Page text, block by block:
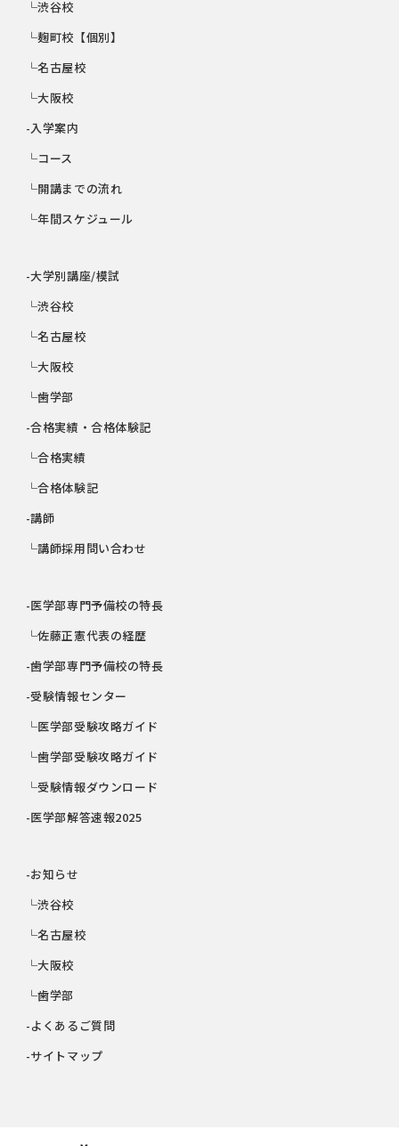
└渋谷校
└麹町校【個別】
└名古屋校
└大阪校
-入学案内
└コース
└開講までの流れ
└年間スケジュール
-大学別講座/模試
└渋谷校
└名古屋校
└大阪校
└歯学部
-合格実績・合格体験記
└合格実績
└合格体験記
-講師
└講師採用問い合わせ
-医学部専門予備校の特長
└佐藤正憲代表の経歴
-歯学部専門予備校の特長
-受験情報センター
└医学部受験攻略ガイド
└歯学部受験攻略ガイド
└受験情報ダウンロード
-医学部解答速報2025
-お知らせ
└渋谷校
└名古屋校
└大阪校
└歯学部
-よくあるご質問
-サイトマップ